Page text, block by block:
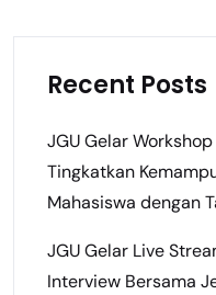
Recent Posts
JGU Gelar
Tingkatkan
Mahasiswa dengan
JGU Gelar Live
Interview Bersama